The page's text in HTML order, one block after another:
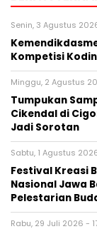
Senin, 3 Agustus
Kompetisi
Minggu, 2 Agustus
Tumpukan
Cikendal di
Jadi Sorotan
Sabtu, 1 Agustus
Festival Kreasi
Nasional Jawa
Pelestarian
Rabu, 29 Juli 2026 -